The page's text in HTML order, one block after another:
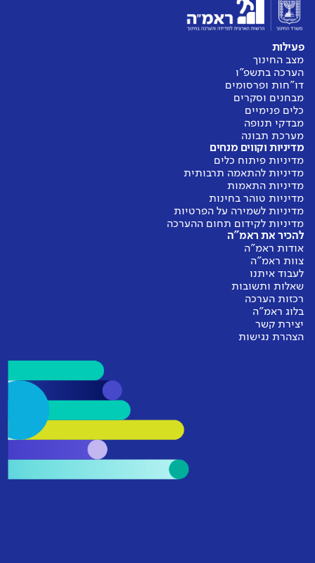
פעילות
מצב החינוך
הערכה בתשפ"ו
דו"חות ופרסומים
מבחנים וסקרים
כלים פנימיים
מבדקי תנופה
מערכת תבונה
מדיניות וקווים מנחים
מדיניות פיתוח כלים
מדיניות להתאמה תרבותית
מדיניות התאמות
מדיניות טוהר בחינות
מדיניות לשמירה על הפרטיות
מדיניות לקידום תחום ההערכה
להכיר את ראמ"ה
אודות ראמ"ה
צוות ראמ"ה
לעבוד איתנו
שאלות ותשובות
רכזות הערכה
בלוג ראמ"ה
יצירת קשר
הצהרת נגישות